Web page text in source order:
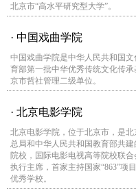
北京市“高水平研究型大学”。
· 中国戏曲学院
中国戏曲学院是中华人民共和国
育部第一批中华优秀传统文化传
京市哲社管理二级单位。
· 北京电影学院
北京电影学院，位于北京市，是
总局和中华人民共和国教育部共
院校，国际电影电视高等院校联
执行主席，首家主持国家“863”项
优秀学校。